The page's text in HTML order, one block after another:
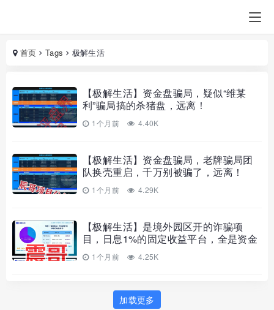
首页 Tags 极解生活
【极解生活】资金盘骗局，疑似“维某
利”骗局搞的杀猪盘，远离！
1个月前 4.40K
【极解生活】资金盘骗局，老牌骗局团
队换壳重启，千万别被骗了，远离！
1个月前 4.29K
【极解生活】是境外园区开的诈骗项
目，日息1%的固定收益平台，全是资金
盘骗局。
1个月前 4.25K
加载更多